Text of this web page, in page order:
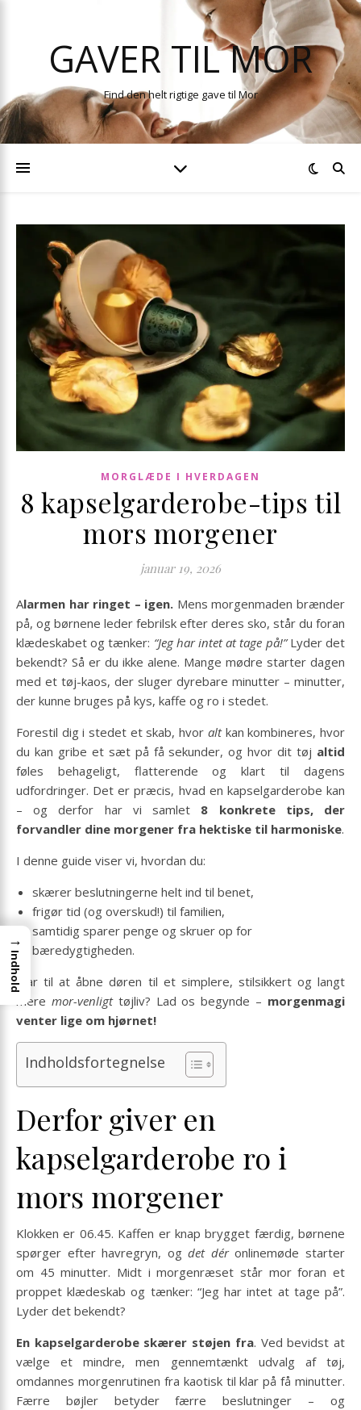
GAVER TIL MOR
Find den helt rigtige gave til Mor
MORGLÆDE I HVERDAGEN
8 kapselgarderobe-tips til
mors morgener
januar 19, 2026
Alarmen har ringet – igen. Mens morgenmaden brænder
på, og børnene leder febrilsk efter deres sko, står du foran
klædeskabet og tænker: “Jeg har intet at tage på!”Lyder det
bekendt? Så er du ikke alene. Mange mødre starter dagen
med et tøj-kaos, der sluger dyrebare minutter – minutter,
der kunne bruges på kys, kaffe og ro i stedet.
Forestil dig i stedet et skab, hvor altkan kombineres, hvor
du kan gribe et sæt på få sekunder, og hvor dit tøj altid
føles behageligt, flatterende og klart til dagens
udfordringer. Det er præcis, hvad en kapselgarderobe kan
– og derfor har vi samlet 8 konkrete tips, der
forvandler dine morgener fra hektiske til harmoniske.
I denne guide viser vi, hvordan du:
skærer beslutningerne helt ind til benet,
frigør tid (og overskud!) til familien,
samtidig sparer penge og skruer op for
bæredygtigheden.
Klar til at åbne døren til et simplere, stilsikkert og langt
mere mor-venligttøjliv? Lad os begynde – morgenmagi
venter lige om hjørnet!
Indholdsfortegnelse
Derfor giver en
kapselgarderobe ro i
mors morgener
Klokken er 06.45. Kaffen er knap brygget færdig, børnene
spørger efter havregryn, ogdet déronlinemøde starter
om 45 minutter. Midt i morgenræset står mor foran et
proppet klædeskab og tænker: “Jeg har intet at tage på”.
Lyder det bekendt?
En kapselgarderobe skærer støjen fra. Ved bevidst at
vælge et mindre, men gennemtænkt udvalg af tøj,
omdannes morgenrutinen fra kaotisk til klar på få minutter.
Færre bøjler betyder færre beslutninger – og
→
Indhold